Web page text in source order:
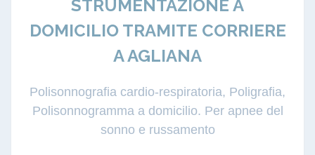
STRUMENTAZIONE A
DOMICILIO TRAMITE CORRIERE
A AGLIANA
Polisonnografia cardio-respiratoria, Poligrafia,
Polisonnogramma a domicilio. Per apnee del
sonno e russamento